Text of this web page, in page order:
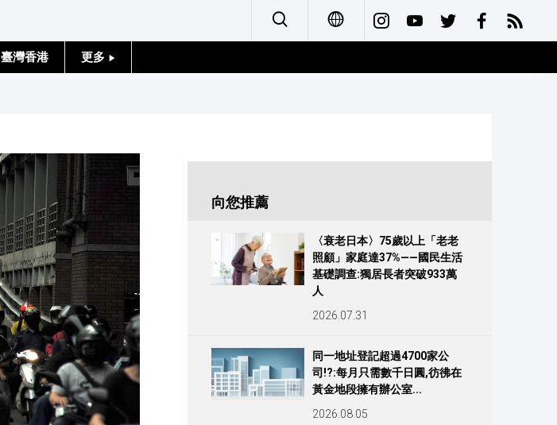
العربية
臺灣香港 更多
政治外交
社會
財經
文化
科學技術
生活
運動
向您推薦
〈衰老日本〉75歲以上「老老
照顧」家庭達37%——國民生活
基礎調查:獨居長者突破933萬
人
2026.07.31
同一地址登記超過4700家公
司!?:每月只需數千日圓,彷彿在
黃金地段擁有辦公室...
2026.08.05